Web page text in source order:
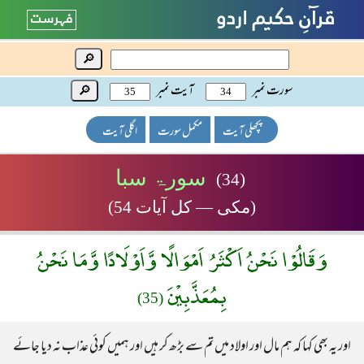
🔎
سورت نمبر آیت نمبر 🔎
پچھلی آیت مکمل سورت اگلی آیت
(34) سورۃ سبا
(مکی — کل آیات 54)
وَقَالُوْا نَحْنُ اَكْثَرُ اَمْوَالًا وَّاَوْلَادًا وَّمَا نَحْنُ
بِمُعَذَّبِيْنَ(35)
اور یہ بھی کہا کہ ہم مال اور اولاد میں تم سے بڑھ کر ہیں اور ہمیں کوئی عذاب نہ دیا جائے